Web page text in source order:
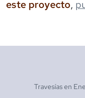
este proyecto,
Travesías en